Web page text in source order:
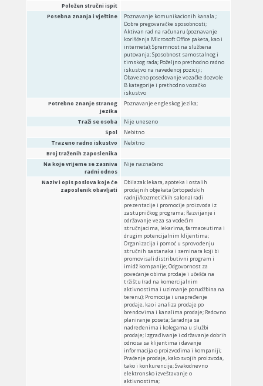
Položen stručni ispit
Posebna znanja i vještine
Poznavanje komunikacionih kanala ;
Dobre pregovaračke sposobnosti;
Aktivan rad na računaru (poznavanje
korišćenja Microsoft Office paketa, kao i
interneta); Spremnost na službena
putovanja; Sposobnost samostalnog i
timskog rada; Poželjno prethodno radno
iskustvo na navedenoj poziciji;
Obavezno posedovanje vozačke dozvole
B kategorije i prethodno vozačko
iskustvo
Potrebno znanje stranog
jezika
Poznavanje engleskog jezika;
Traži se osoba
Nije uneseno
Spol
Nebitno
Trazeno radno iskustvo
Nebitno
Broj traženih zaposlenika
Na koje vrijeme se zasniva
radni odnos
Nije naznačeno
Naziv i opis poslova koje će
zaposlenik obavljati
Obilazak lekara, apoteka i ostalih
prodajnih objekata (ortopedskih
radnji/kozmetičkih salona) radi
prezentacije i promocije proizvoda iz
zastupničkog programa; Razvijanje i
održavanje veza sa vodećim
stručnjacima, lekarima, farmaceutima i
drugim potencijalnim klijentima;
Organizacija i pomoć u sprovođenju
stručnih sastanaka i seminara koji bi
promovisali distributivni program i
imidž kompanije; Odgovornost za
povećanje obima prodaje i učešća na
tržištu (rad na komercijalnim
aktivnostima i uzimanje porudžbina na
terenu); Promocija i unapređenje
prodaje, kao i analiza prodaje po
brendovima i kanalima prodaje; Redovno
planiranje poseta; Saradnja sa
nadređenima i kolegama u službi
prodaje; Izgrađivanje i održavanje dobrih
odnosa sa klijentima i davanje
informacija o proizvodima i kompaniji;
Praćenje prodaje, kako svojih proizvoda,
tako i konkurencije; Svakodnevno
elektronsko izveštavanje o
aktivnostima;